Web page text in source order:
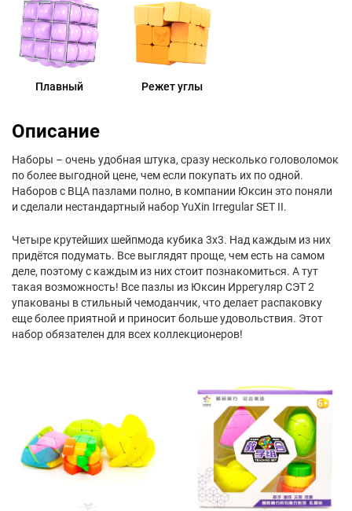
Плавный Режет углы
Описание
Наборы – очень удобная штука, сразу несколько головоломок
по более выгодной цене, чем если покупать их по одной.
Наборов с ВЦА пазлами полно, в компании Юксин это поняли
и сделали нестандартный набор YuXin Irregular SET II.
Четыре крутейших шейпмода кубика 3х3. Над каждым из них
придётся подумать. Все выглядят проще, чем есть на самом
деле, поэтому с каждым из них стоит познакомиться. А тут
такая возможность! Все пазлы из Юксин Иррегуляр СЭТ 2
упакованы в стильный чемоданчик, что делает распаковку
еще более приятной и приносит больше удовольствия. Этот
набор обязателен для всех коллекционеров!